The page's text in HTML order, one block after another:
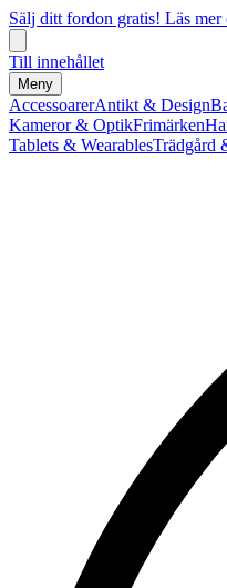
Sälj ditt fordon gratis! Läs mer
Till innehållet
Meny
AccessoarerAntikt & Design
Kameror & OptikFrimärken
Tablets & WearablesTrädgård